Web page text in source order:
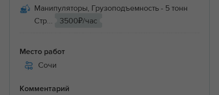
Манипуляторы, Грузоподъемность - 5 тонн
Стр...
3500₽/час
Место работ
Сочи
Комментарий